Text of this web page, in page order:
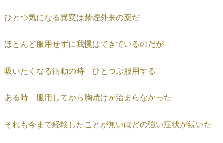
ひとつ気になる異変は禁煙外来の薬だ
ほとんど服用せずに我慢はできているのだが
吸いたくなる衝動の時 ひとつぶ服用する
ある時 服用してから胸焼けが治まらなかった
それも今まで経験したことが無いほどの強い症状が続いた